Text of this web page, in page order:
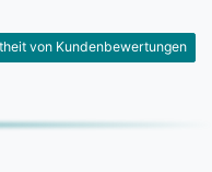
von Kundenbewertungen